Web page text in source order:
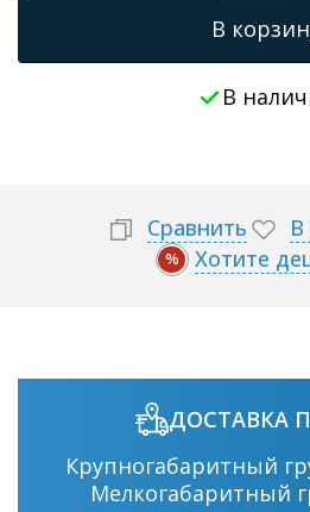
В
В
Сравнить В
% Хотите
ДОСТАВКА
Крупногабаритный
Мелкогабаритный